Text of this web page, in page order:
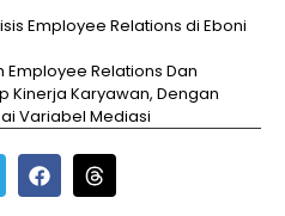
Employee Relations di Eboni
Employee Relations Dan
Kinerja Karyawan, Dengan
Variabel Mediasi